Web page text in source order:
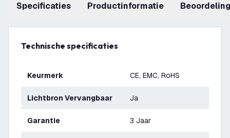
Specificaties productinformatie
Technische specificaties
Keurmerk CE, EMC, RoHS
Lichtbron Vervangbaar Ja
Garantie 3 Jaar